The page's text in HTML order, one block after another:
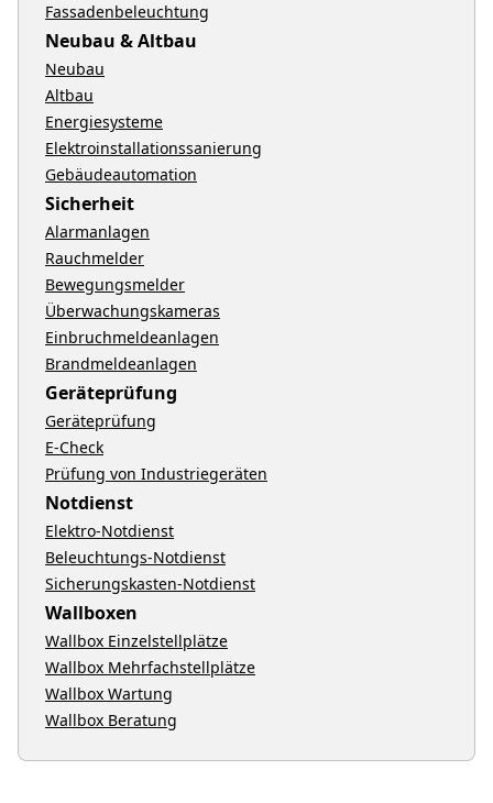
Fassadenbeleuchtung
Neubau & Altbau
Neubau
Altbau
Energiesysteme
Elektroinstallationssanierung
Gebäudeautomation
Sicherheit
Alarmanlagen
Rauchmelder
Bewegungsmelder
Überwachungskameras
Einbruchmeldeanlagen
Brandmeldeanlagen
Geräteprüfung
Geräteprüfung
E-Check
Prüfung von Industriegeräten
Notdienst
Elektro-Notdienst
Beleuchtungs-Notdienst
Sicherungskasten-Notdienst
Wallboxen
Wallbox Einzelstellplätze
Wallbox Mehrfachstellplätze
Wallbox Wartung
Wallbox Beratung